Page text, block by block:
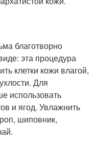
благотворно
эта процедура
клетки кожи влагой,
Для
использовать
и ягод. Увлажнить
шиповник,